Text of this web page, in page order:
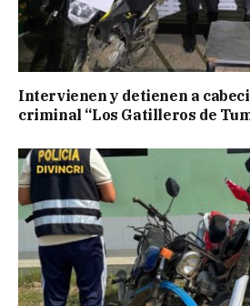
Intervienen y detienen a
criminal “Los Gatilleros de